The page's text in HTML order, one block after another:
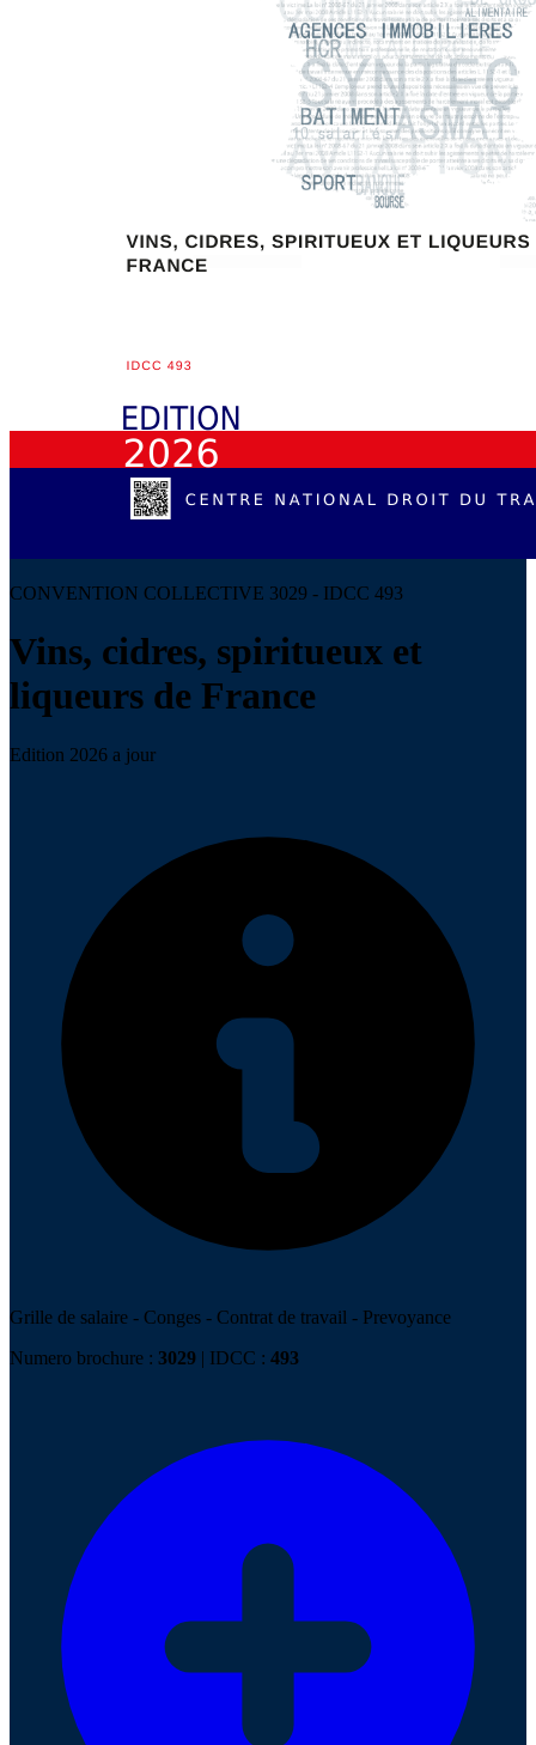
CONVENTION COLLECTIVE 3029 - IDCC 493
Vins, cidres, spiritueux et
liqueurs de France
Edition 2026 a jour
Grille de salaire - Conges - Contrat de travail - Prevoyance
Numero brochure : 3029 | IDCC : 493